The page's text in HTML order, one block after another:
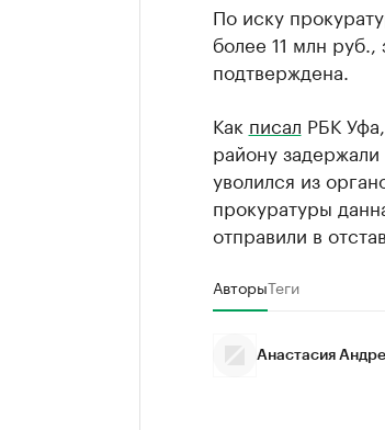
По иску
более 11 млн
подтверждена.
Как писал РБК
району
уволился из
прокуратуры
отправили в
АвторыТеги
Анастасия